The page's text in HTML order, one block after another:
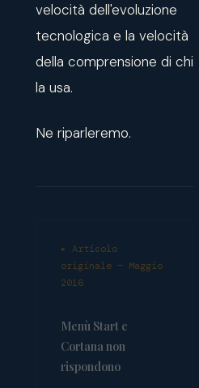
velocità dell'evoluzione
tecnologica e la velocità
della comprensione di chi
la usa.
Ne riparleremo.
▸ Articolo
originale — Maggio
2016
Menù Start e
Cortana non
rispondono